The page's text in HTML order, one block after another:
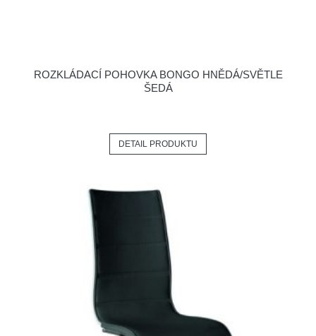
ROZKLÁDACÍ POHOVKA BONGO HNĚDÁ/SVĚTLE
ŠEDÁ
DETAIL PRODUKTU